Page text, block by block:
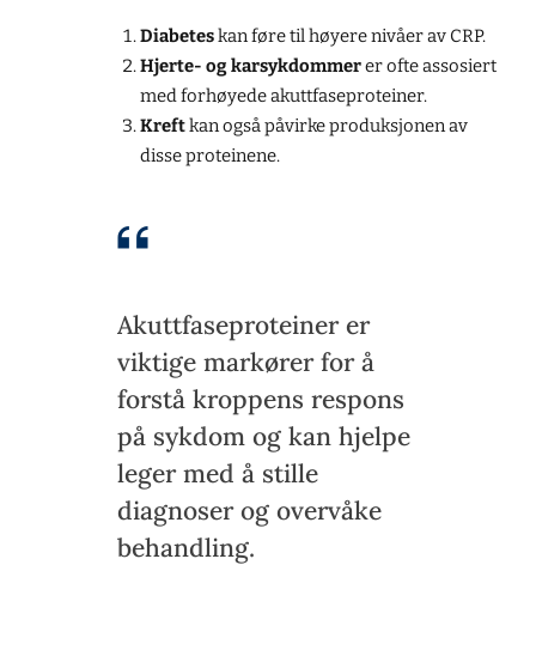
Diabeteskan føre til høyere nivåer av CRP.
Hjerte- og karsykdommerer ofte assosiert
med forhøyede akuttfaseproteiner.
Kreftkan også påvirke produksjonen av
disse proteinene.
Akuttfaseproteiner er
viktige markører for å
forstå kroppens respons
på sykdom og kan hjelpe
leger med å stille
diagnoser og overvåke
behandling.